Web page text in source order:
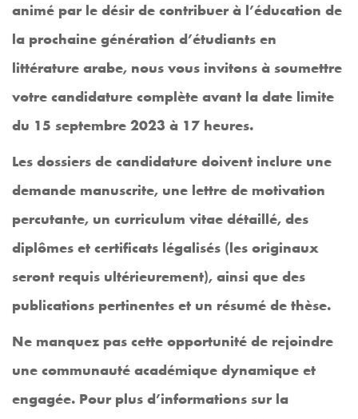
animé par le désir de contribuer à l’éducation de
la prochaine génération d’étudiants en
littérature arabe, nous vous invitons à soumettre
votre candidature complète avant la date limite
du 15 septembre 2023 à 17 heures.
Les dossiers de candidature doivent inclure une
demande manuscrite, une lettre de motivation
percutante, un curriculum vitae détaillé, des
diplômes et certificats légalisés (les originaux
seront requis ultérieurement), ainsi que des
publications pertinentes et un résumé de thèse.
Ne manquez pas cette opportunité de rejoindre
une communauté académique dynamique et
engagée. Pour plus d’informations sur la